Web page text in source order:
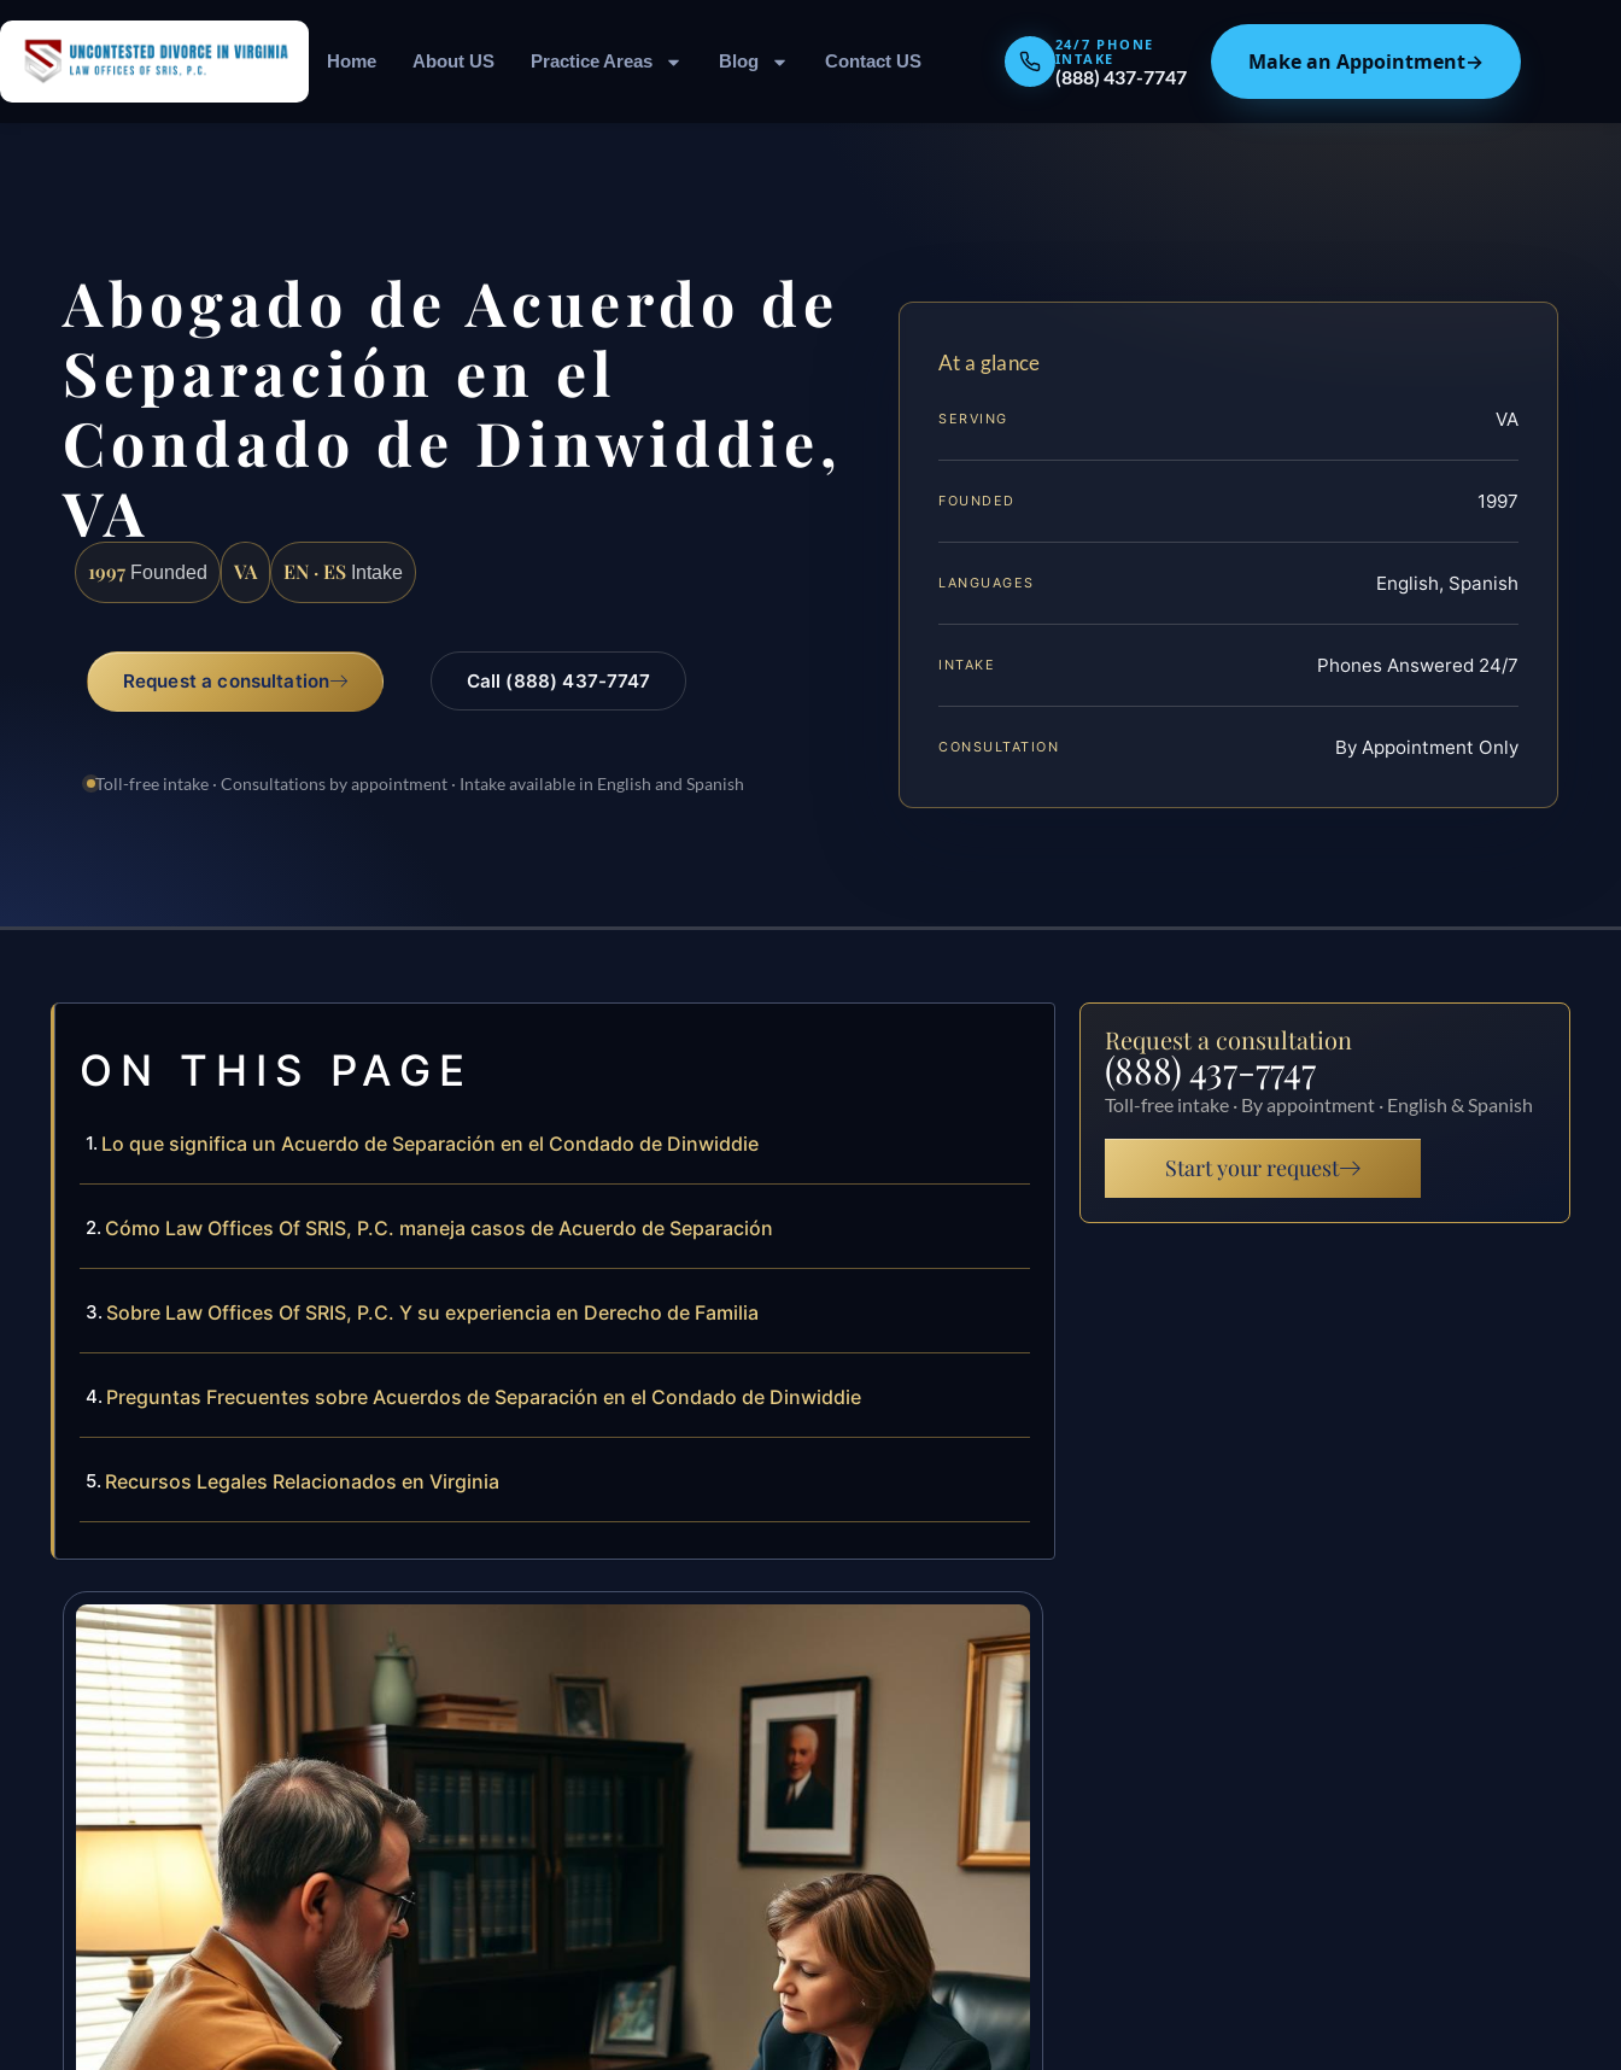
Home About US Practice Areas Blog Contact US
24/7 PHONE
INTAKE
(888) 437-7747
Make an Appointment→
Abogado de Acuerdo de
Separación en el
Condado de Dinwiddie,
VA
1997 Founded VA EN · ES Intake
Request a consultation Call (888) 437-7747
Toll-free intake · Consultations by appointment · Intake available in English and Spanish
At a glance
SERVING VA
FOUNDED 1997
LANGUAGES English, Spanish
INTAKE Phones Answered 24/7
CONSULTATION By Appointment Only
ON THIS PAGE
Lo que significa un Acuerdo de Separación en el Condado de Dinwiddie
Cómo Law Offices Of SRIS, P.C. maneja casos de Acuerdo de Separación
Sobre Law Offices Of SRIS, P.C. Y su experiencia en Derecho de Familia
Preguntas Frecuentes sobre Acuerdos de Separación en el Condado de Dinwiddie
Recursos Legales Relacionados en Virginia
Request a consultation
(888) 437-7747
Toll-free intake · By appointment · English & Spanish
Start your request